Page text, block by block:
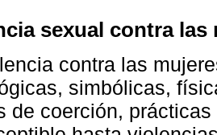
sexual contra las
contra las
simbólicas,
de coerción,